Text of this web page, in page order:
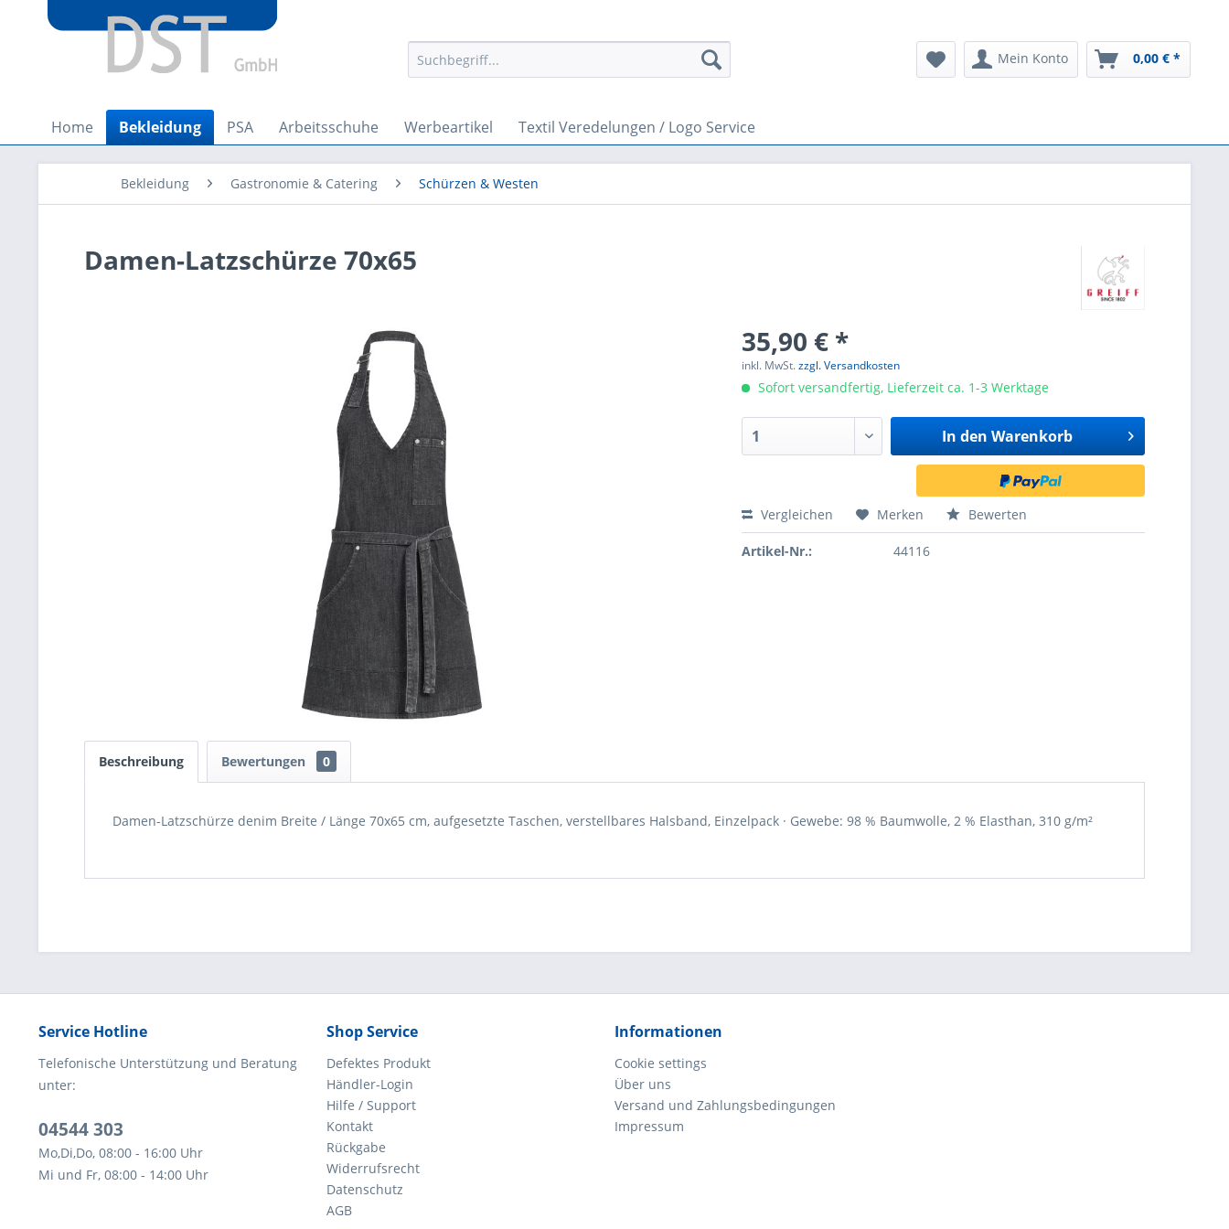
Mein Konto 0,00 € *
Home Bekleidung PSA Arbeitsschuhe Werbeartikel Textil Veredelungen / Logo Service
Bekleidung Gastronomie & Catering Schürzen & Westen
Damen-Latzschürze 70x65
35,90 € *
inkl. MwSt.zzgl. Versandkosten
Sofort versandfertig, Lieferzeit ca. 1-3 Werktage
In den Warenkorb
Vergleichen Merken Bewerten
Artikel-Nr.: 44116
Beschreibung Bewertungen 0
Damen-Latzschürze denim Breite / Länge 70x65 cm, aufgesetzte Taschen, verstellbares Halsband, Einzelpack · Gewebe: 98 % Baumwolle, 2 % Elasthan, 310 g/m²
Service Hotline
Telefonische Unterstützung und Beratung
unter:
04544 303
Mo,Di,Do, 08:00 - 16:00 Uhr
Mi und Fr, 08:00 - 14:00 Uhr
Shop Service
Defektes Produkt
Händler-Login
Hilfe / Support
Kontakt
Rückgabe
Widerrufsrecht
Datenschutz
AGB
Informationen
Cookie settings
Über uns
Versand und Zahlungsbedingungen
Impressum